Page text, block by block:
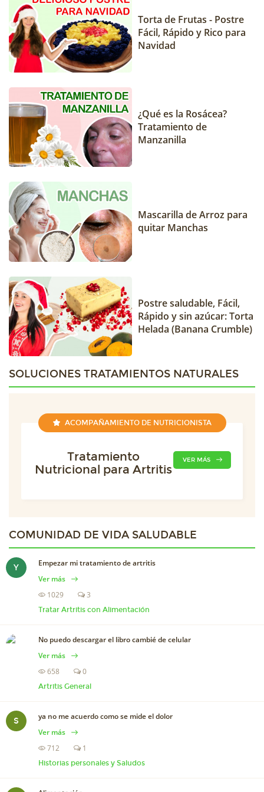
Torta de Frutas - Postre
Fácil, Rápido y Rico para
Navidad
¿Qué es la Rosácea?
Tratamiento de
Manzanilla
Mascarilla de Arroz para
quitar Manchas
Postre saludable, Fácil,
Rápido y sin azúcar: Torta
Helada (Banana Crumble)
SOLUCIONES TRATAMIENTOS NATURALES
ACOMPAÑAMIENTO DE NUTRICIONISTA
Tratamiento
Nutricional para Artritis
VER MÁS
COMUNIDAD DE VIDA SALUDABLE
Y
Empezar mi tratamiento de artritis
Ver más
1029
3
Tratar Artritis con Alimentación
No puedo descargar el libro cambié de celular
Ver más
658
0
Artritis General
S
ya no me acuerdo como se mide el dolor
Ver más
712
1
Historias personales y Saludos